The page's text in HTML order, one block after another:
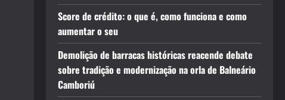
Score de crédito: o que é, como funciona e como
aumentar o seu
Demolição de barracas históricas reacende debate
sobre tradição e modernização na orla de Balneário
Camboriú